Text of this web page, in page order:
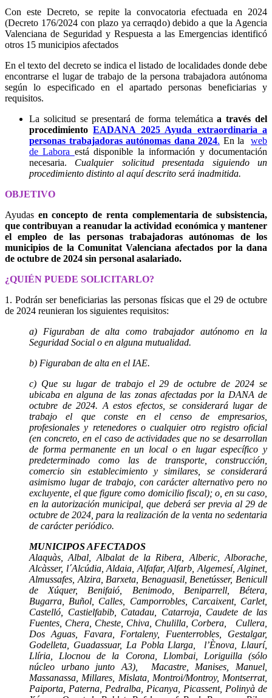
Con este Decreto, se repite la convocatoria efectuada en 2024
(Decreto 176/2024 con plazo ya cerraqdo) debido a que la Agencia
Valenciana de Seguridad y Respuesta a las Emergencias identificó
otros 15 municipios afectados
En el texto del decreto se indica el listado de localidades donde debe
encontrarse el lugar de trabajo de la persona trabajadora autónoma
según lo especificado en el apartado personas beneficiarias y
requisitos.
La solicitud se presentará de forma telemáticaa través del
procedimientoEADANA 2025 Ayuda extraordinaria a
personas trabajadoras autónomas dana 2024. En la web
de Labora está disponible la información y documentación
necesaria. Cualquier solicitud presentada siguiendo un
procedimiento distinto al aquí descrito será inadmitida.
OBJETIVO
Ayudas en concepto de renta complementaria de subsistencia,
que contribuyan a reanudar la actividad económica y mantener
el empleo de las personas trabajadoras autónomas de los
municipios de la Comunitat Valenciana afectados por la dana
de octubre de 2024 sin personal asalariado.
¿QUIÉN PUEDE SOLICITARLO?
1. Podrán ser beneficiarias las personas físicas que el 29 de octubre
de 2024 reunieran los siguientes requisitos:
a) Figuraban de alta como trabajador autónomo en la
Seguridad Social o en alguna mutualidad.
b) Figuraban de alta en el IAE.
c) Que su lugar de trabajo el 29 de octubre de 2024 se
ubicaba en alguna de las zonas afectadas por la DANA de
octubre de 2024. A estos efectos, se considerará lugar de
trabajo el que conste en el censo de empresarios,
profesionales y retenedores o cualquier otro registro oficial
(en concreto, en el caso de actividades que no se desarrollan
de forma permanente en un local o en lugar específico y
predeterminado como las de transporte, construcción,
comercio sin establecimiento y similares, se considerará
asimismo lugar de trabajo, con carácter alternativo pero no
excluyente, el que figure como domicilio fiscal); o, en su caso,
en la autorización municipal, que deberá ser previa al 29 de
octubre de 2024, para la realización de la venta no sedentaria
de carácter periódico.
MUNICIPOS AFECTADOS
Alaquàs, Albal, Albalat de la Ribera, Alberic, Alborache,
Alcàsser, l´Alcúdia, Aldaia, Alfafar, Alfarb, Algemesí, Alginet,
Almussafes, Alzira, Barxeta, Benaguasil, Benetússer, Benicull
de Xúquer, Benifaió, Benimodo, Beniparrell, Bétera,
Bugarra, Buñol, Calles, Camporrobles, Carcaixent, Carlet,
Castelló, Castielfabib, Catadau, Catarroja, Caudete de las
Fuentes, Chera, Cheste, Chiva, Chulilla, Corbera, Cullera,
Dos Aguas, Favara, Fortaleny, Fuenterrobles, Gestalgar,
Godelleta, Guadassuar, La Pobla Llarga, l’Ènova, Llaurí,
Llíria, Llocnou de la Corona, Llombai, Loriguilla (sólo
núcleo urbano junto A3), Macastre, Manises, Manuel,
Massanassa, Millares, Mislata, Montroi/Montroy, Montserrat,
Paiporta, Paterna, Pedralba, Picanya, Picassent, Polinyà de